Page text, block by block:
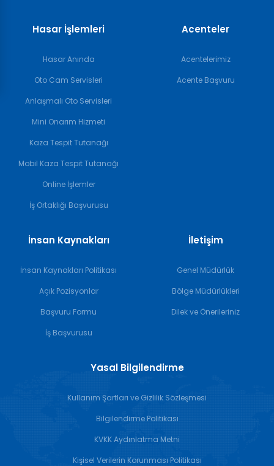
Hasar İşlemleri
Hasar Anında
Oto Cam Servisleri
Anlaşmalı Oto Servisleri
Mini Onarım Hizmeti
Kaza Tespit Tutanağı
Mobil Kaza Tespit Tutanağı
Online İşlemler
İş Ortaklığı Başvurusu
Acenteler
Acentelerimiz
Acente Başvuru
İnsan Kaynakları
İnsan Kaynakları Politikası
Açık Pozisyonlar
Başvuru Formu
İş Başvurusu
İletişim
Genel Müdürlük
Bölge Müdürlükleri
Dilek ve Önerileriniz
Yasal Bilgilendirme
Kullanım Şartları ve Gizlilik Sözleşmesi
Bilgilendirme Politikası
KVKK Aydınlatma Metni
Kişisel Verilerin Korunması Politikası